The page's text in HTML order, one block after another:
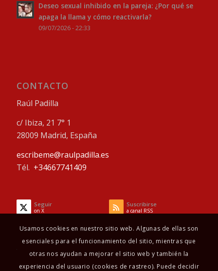
Deseo sexual inhibido en la pareja: ¿Por qué se
apaga la llama y cómo reactivarla?
09/07/2026 - 22:33
CONTACTO
Raúl Padilla
c/ Ibiza, 21 7° 1
28009 Madrid, España
escribeme@raulpadilla.es
Tél. +34667741409
Seguir
on X
Suscribirse
a canal RSS
Usamos cookies en nuestro sitio web. Algunas de ellas son
esenciales para el funcionamiento del sitio, mientras que
otras nos ayudan a mejorar el sitio web y también la
experiencia del usuario (cookies de rastreo). Puede decidir